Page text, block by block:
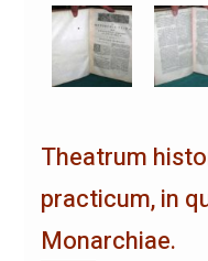
Theatrum
practicum, in
Monarchiae.